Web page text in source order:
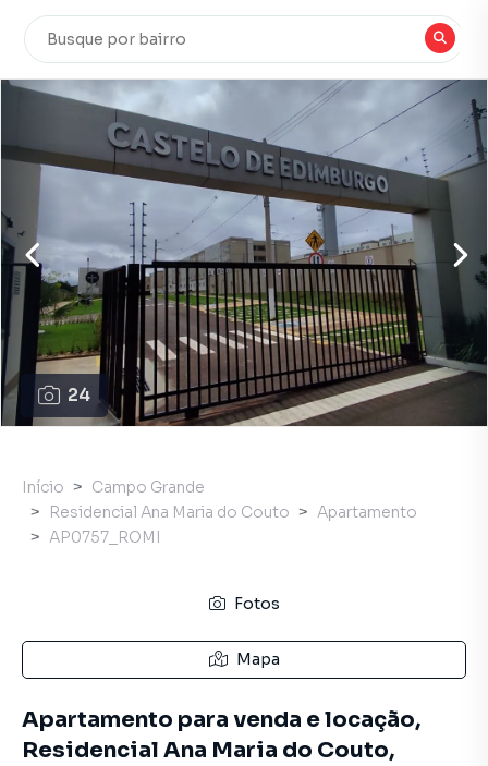
24
Início
Campo Grande
Residencial Ana Maria do Couto
Apartamento
AP0757_ROMI
Fotos
Mapa
Apartamento para venda e locação,
Residencial Ana Maria do Couto,